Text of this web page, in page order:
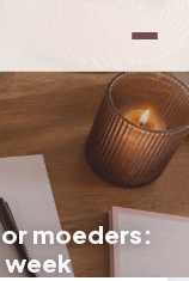
moeders:
week